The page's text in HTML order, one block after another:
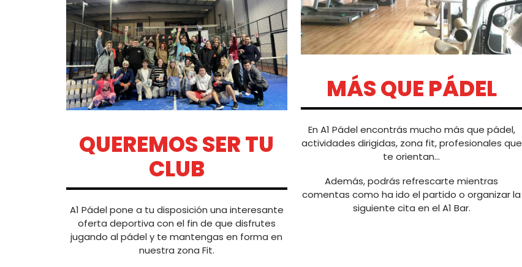
QUEREMOS SER TU
CLUB
A1 Pádel pone a tu disposición una interesante
oferta deportiva con el fin de que disfrutes
jugando al pádel y te mantengas en forma en
nuestra zona Fit.
MÁS QUE PÁDEL
En A1 Pádel encontrás mucho más que pádel,
actividades dirigidas, zona fit, profesionales que
te orientan...
Además, podrás refrescarte mientras
comentas como ha ido el partido o organizar la
siguiente cita en el A1 Bar.